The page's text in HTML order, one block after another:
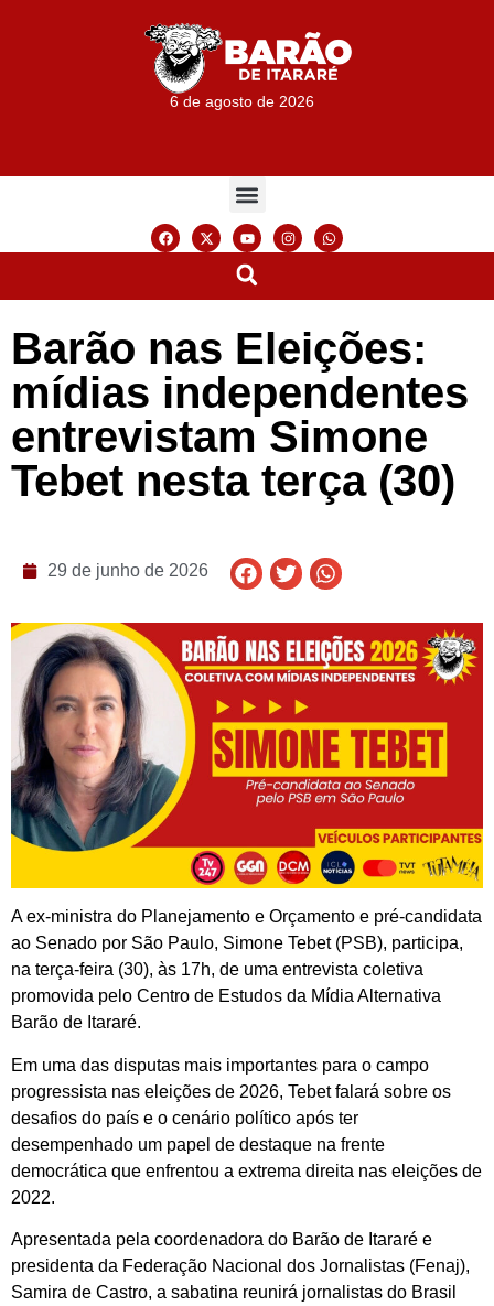
6 de agosto de 2026
Barão nas Eleições:
mídias independentes
entrevistam Simone
Tebet nesta terça (30)
29 de junho de 2026
A ex-ministra do Planejamento e Orçamento e pré-candidata
ao Senado por São Paulo, Simone Tebet (PSB), participa,
na terça-feira (30), às 17h, de uma entrevista coletiva
promovida pelo Centro de Estudos da Mídia Alternativa
Barão de Itararé.
Em uma das disputas mais importantes para o campo
progressista nas eleições de 2026, Tebet falará sobre os
desafios do país e o cenário político após ter
desempenhado um papel de destaque na frente
democrática que enfrentou a extrema direita nas eleições de
2022.
Apresentada pela coordenadora do Barão de Itararé e
presidenta da Federação Nacional dos Jornalistas (Fenaj),
Samira de Castro, a sabatina reunirá jornalistas do Brasil